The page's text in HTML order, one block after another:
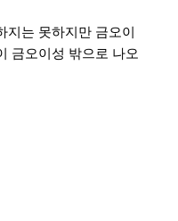
지는 못하지만 금오이
금오이성 밖으로 나오